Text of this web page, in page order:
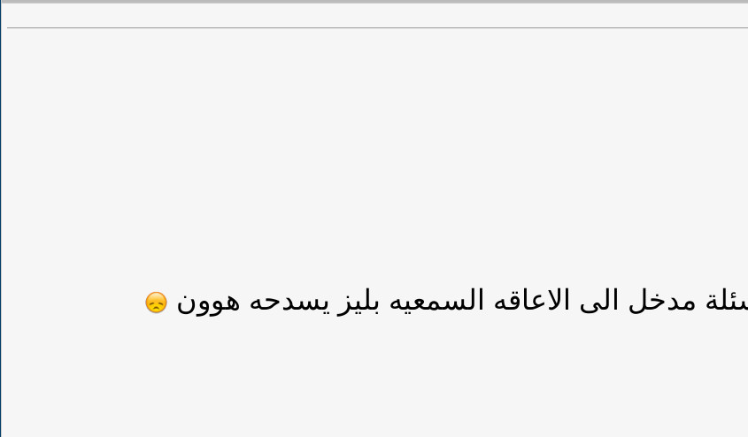
مدخل الى الاعاقه السمعيه بليز يسدحه هوون